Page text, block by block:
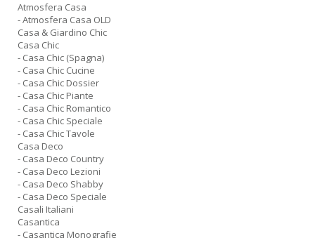
Atmosfera Casa
- Atmosfera Casa OLD
Casa & Giardino Chic
Casa Chic
- Casa Chic (Spagna)
- Casa Chic Cucine
- Casa Chic Dossier
- Casa Chic Piante
- Casa Chic Romantico
- Casa Chic Speciale
- Casa Chic Tavole
Casa Deco
- Casa Deco Country
- Casa Deco Lezioni
- Casa Deco Shabby
- Casa Deco Speciale
Casali Italiani
Casantica
- Casantica Monografie